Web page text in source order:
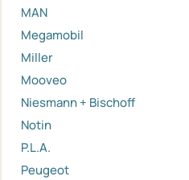
MAN
Megamobil
Miller
Mooveo
Niesmann + Bischoff
Notin
P.L.A.
Peugeot